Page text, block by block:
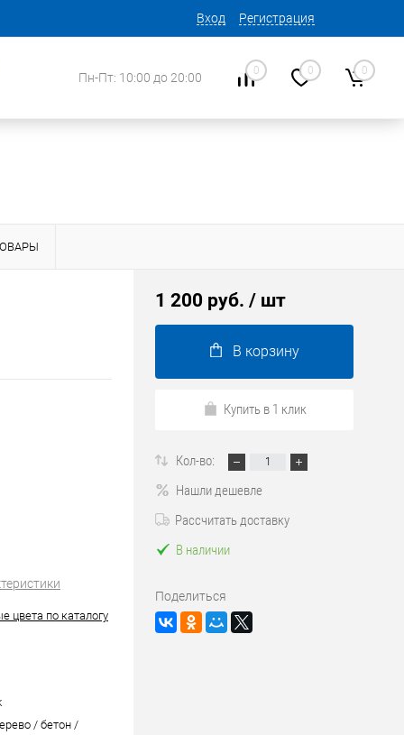
Вход Регистрация
Пн-Пт: 10:00 до 20:00 0 0 0
цвета по каталогу
/ бетон /
1 200 руб. / шт
В корзину
Купить в 1 клик
Кол-во:
Нашли дешевле
Рассчитать доставку
В наличии
Поделиться